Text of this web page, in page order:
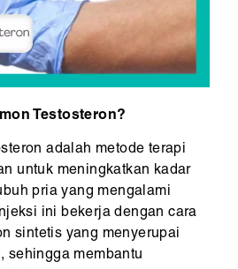
Testosteron?
adalah metode terapi
untuk meningkatkan kadar
pria yang mengalami
ini bekerja dengan cara
sintetis yang menyerupai
sehingga membantu